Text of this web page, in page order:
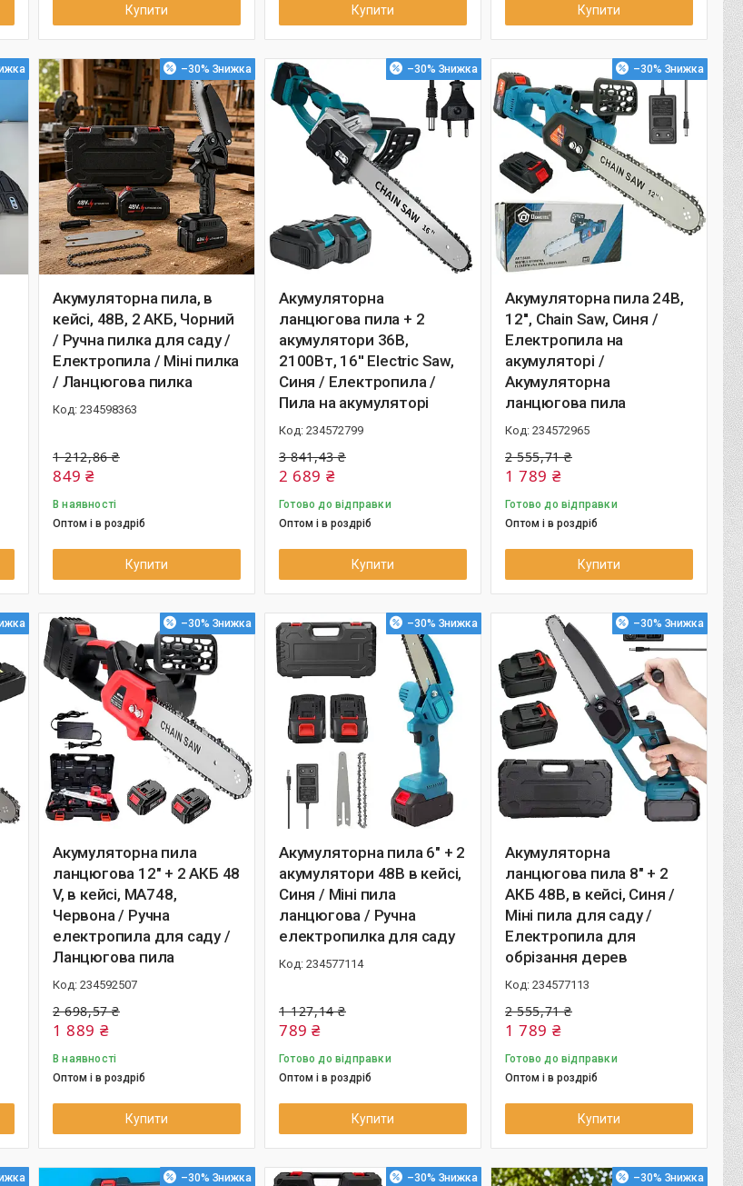
Купити Купити Купити
–30%
Акумуляторна пила, в
кейсі, 48В, 2 АКБ, Чорний
/ Ручна пилка для саду /
Електропила / Міні пилка
/ Ланцюгова пилка
234598363
1 212,86 ₴
849 ₴
В наявності
Оптом і в роздріб
Купити
–30%
Акумуляторна
ланцюгова пила + 2
акумулятори 36В,
2100Вт, 16'' Electric Saw,
Синя / Електропила /
Пила на акумуляторі
234572799
3 841,43 ₴
2 689 ₴
Готово до відправки
Оптом і в роздріб
Купити
–30%
Акумуляторна пила 24В,
12'', Chain Saw, Синя /
Електропила на
акумуляторі /
Акумуляторна
ланцюгова пила
234572965
2 555,71 ₴
1 789 ₴
Готово до відправки
Оптом і в роздріб
Купити
–30%
Акумуляторна пила
ланцюгова 12" + 2 АКБ 48
V, в кейсі, MA748,
Червона / Ручна
електропила для саду /
Ланцюгова пила
234592507
2 698,57 ₴
1 889 ₴
В наявності
Оптом і в роздріб
Купити
–30%
Акумуляторна пила 6" + 2
акумулятори 48В в кейсі,
Синя / Міні пила
ланцюгова / Ручна
електропилка для саду
234577114
1 127,14 ₴
789 ₴
Готово до відправки
Оптом і в роздріб
Купити
–30%
Акумуляторна
ланцюгова пила 8" + 2
АКБ 48В, в кейсі, Синя /
Міні пила для саду /
Електропила для
обрізання дерев
234577113
2 555,71 ₴
1 789 ₴
Готово до відправки
Оптом і в роздріб
Купити
–30% –30% –30%